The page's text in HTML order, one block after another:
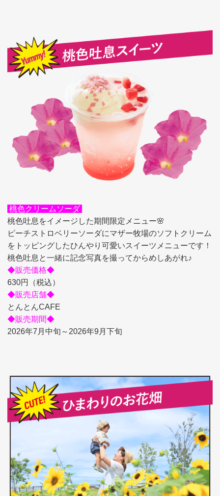
桃色クリームソーダ
桃色吐息をイメージした期間限定メニュー🌸
ピーチストロベリーソーダにマザー牧場のソフトクリーム
をトッピングしたひんやり可愛いスイーツメニューです！
桃色吐息と一緒に記念写真を撮ってからめしあがれ♪
◆販売価格◆
630円（税込）
◆販売店舗◆
とんとんCAFE
◆販売期間◆
2026年7月中旬～2026年9月下旬